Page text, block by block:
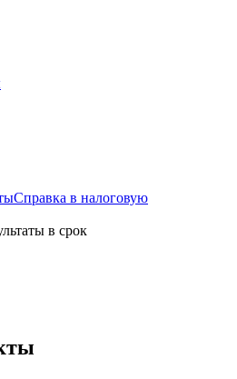
Справка в налоговую
в срок